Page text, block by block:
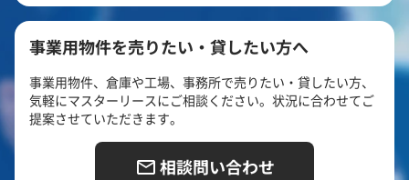
事業用物件を売りたい・貸したい方へ
事業用物件、倉庫や工場、事務所で売りたい・貸したい方、
気軽にマスターリースにご相談ください。状況に合わせてご
提案させていただきます。
相談問い合わせ